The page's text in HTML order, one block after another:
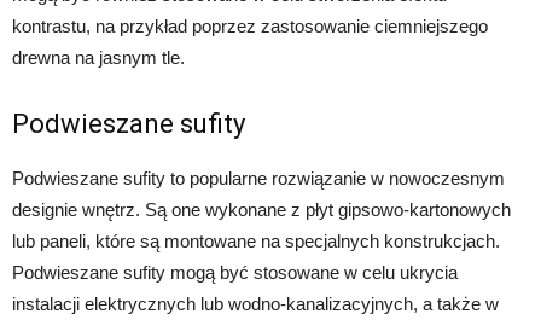
kontrastu, na przykład poprzez zastosowanie ciemniejszego
drewna na jasnym tle.
Podwieszane sufity
Podwieszane sufity to popularne rozwiązanie w nowoczesnym
designie wnętrz. Są one wykonane z płyt gipsowo-kartonowych
lub paneli, które są montowane na specjalnych konstrukcjach.
Podwieszane sufity mogą być stosowane w celu ukrycia
instalacji elektrycznych lub wodno-kanalizacyjnych, a także w